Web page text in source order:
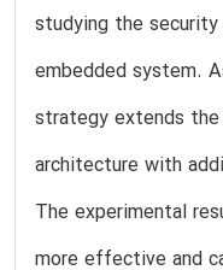
studying the
embedded system.
strategy extends
architecture with
The experimental
more effective and